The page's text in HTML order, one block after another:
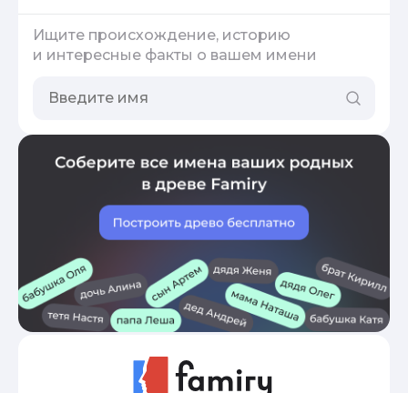
Ищите происхождение, историю
и интересные факты о вашем имени